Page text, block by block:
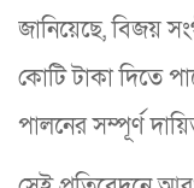
জানিয়েছে, বিজয়
কোটি টাকা দিতে
পালনের সম্পূর্ণ